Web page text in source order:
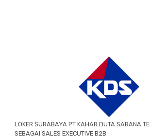
LOKER SURABAYA PT KAHAR DUTA SARANA
SEBAGAI SALES EXECUTIVE B2B